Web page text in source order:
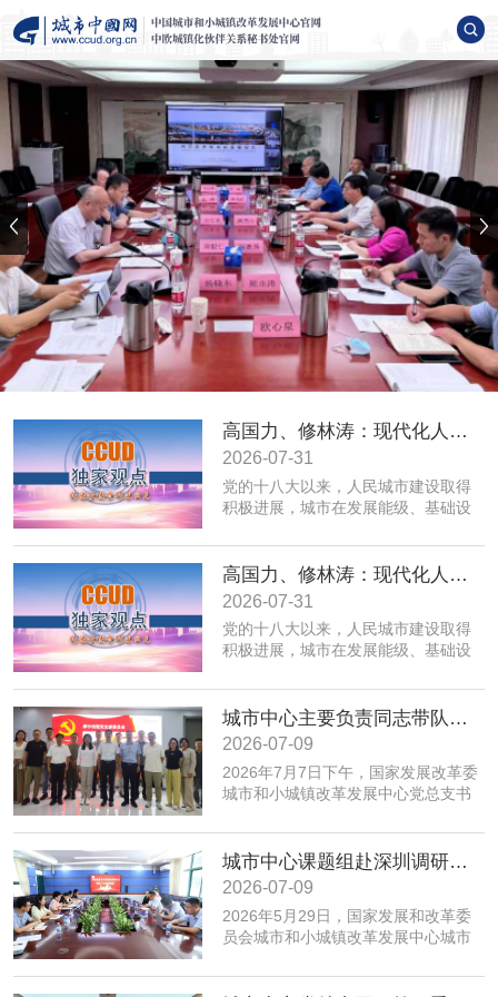
高国力、修林涛：现代化人民城市高质量发展的战略框架与政策体系
2026-07-31
党的十八大以来，人民城市建设取得
积极进展，城市在发展能级、基础设
治理、历史文化保护等方面取得积极
成效；同时，也面临着转变发展方
式、培育发展动能、提升功能品质、
加强生态环境保护、赓续历史文脉、
推动精细治理、增强城市韧性等转型
发展任务。为实现以上目标，必须紧
城市、安全可靠的韧性城市、崇德向
善的文明城市、便捷高效的智慧城市
等重点任务，优化以构建新体系、培
育新动能、服务全年龄、保障全要素
为重点的政策体系，走出一条具有中
高国力、修林涛：现代化人民城市高质量发展的战略框架与政策体系
2026-07-31
党的十八大以来，人民城市建设取得
积极进展，城市在发展能级、基础设
治理、历史文化保护等方面取得积极
成效；同时，也面临着转变发展方
式、培育发展动能、提升功能品质、
加强生态环境保护、赓续历史文脉、
推动精细治理、增强城市韧性等转型
发展任务。为实现以上目标，必须紧
城市、安全可靠的韧性城市、崇德向
善的文明城市、便捷高效的智慧城市
等重点任务，优化以构建新体系、培
育新动能、服务全年龄、保障全要素
为重点的政策体系，走出一条具有中
城市中心主要负责同志带队赴摩尔线程“夸娥”北京智算中心专题调研
2026-07-09
2026年7月7日下午，国家发展改革委
城市和小城镇改革发展中心党总支书
娥”北京智算中心开展专题调研。
城市中心课题组赴深圳调研全国人才大数据平台福田区学生学习力项目应用情况
2026-07-09
​2026年5月29日，国家发展和改革委
员会城市和小城镇改革发展中心城市
国人才大数据平台在基础教育学生学